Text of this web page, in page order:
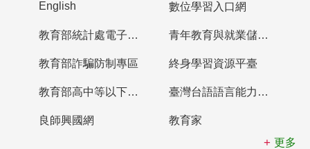
English 數位學習入口網
教育部統計處電子書櫃 青年教育與就業儲蓄帳戶
教育部詐騙防制專區 終身學習資源平臺
教育部高中等以下學校及幼兒園教師資格檢定考試 臺灣台語語言能力認證網站
良師興國網
教育家
更多